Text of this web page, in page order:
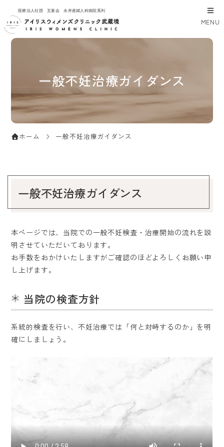
医療法人社団 五葉会 永井産婦人科病院系列
MENU
一般不妊治療ガイダンス
ホーム 一般不妊治療ガイダンス
一般不妊治療ガイダンス
本ページでは、当院での一般不妊検査・治療開始の流れを説
明させていただいております。
お手数をおかけいたしますがご確認のほどよろしくお願い申
し上げます。
当院の検査方針
系統的検査を行い、不妊治療では「何と対峙するのか」を明
確にしましょう。